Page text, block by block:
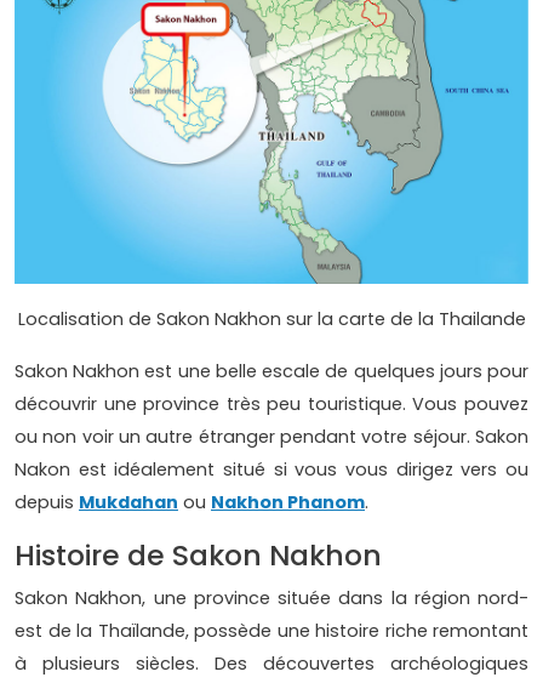
Localisation de Sakon Nakhon sur la carte de la Thailande
Sakon Nakhon est une belle escale de quelques jours pour
découvrir une province très peu touristique. Vous pouvez
ou non voir un autre étranger pendant votre séjour. Sakon
Nakon est idéalement situé si vous vous dirigez vers ou
depuis Mukdahan ou Nakhon Phanom.
Histoire de Sakon Nakhon
Sakon Nakhon, une province située dans la région nord-
est de la Thaïlande, possède une histoire riche remontant
à plusieurs siècles. Des découvertes archéologiques